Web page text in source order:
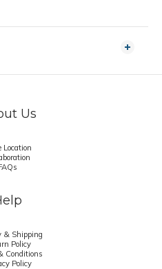
Us
Location
& Shipping
Policy
Conditions
Policy